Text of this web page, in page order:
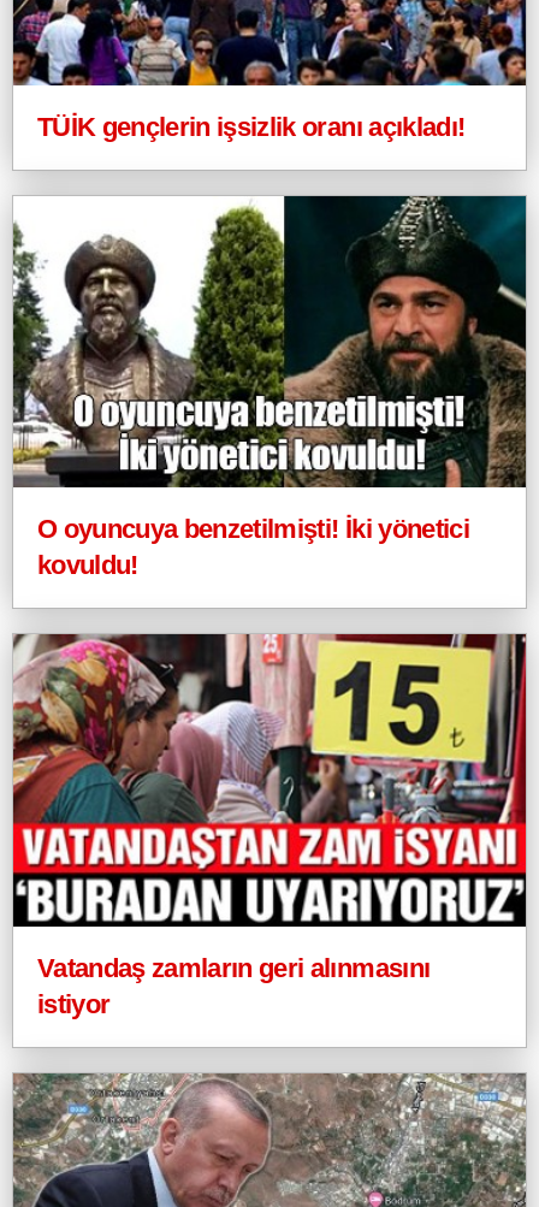
TÜİK gençlerin işsizlik oranı açıkladı!
O oyuncuya benzetilmişti! İki yönetici
kovuldu!
Vatandaş zamların geri alınmasını
istiyor